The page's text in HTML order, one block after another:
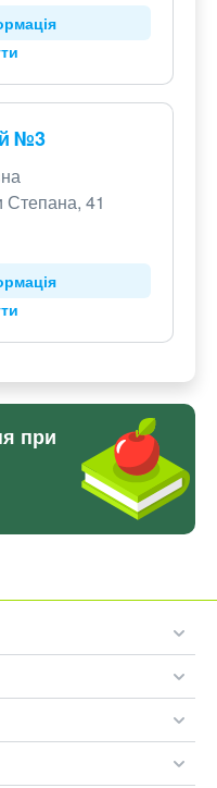
№3
Степана, 41
при